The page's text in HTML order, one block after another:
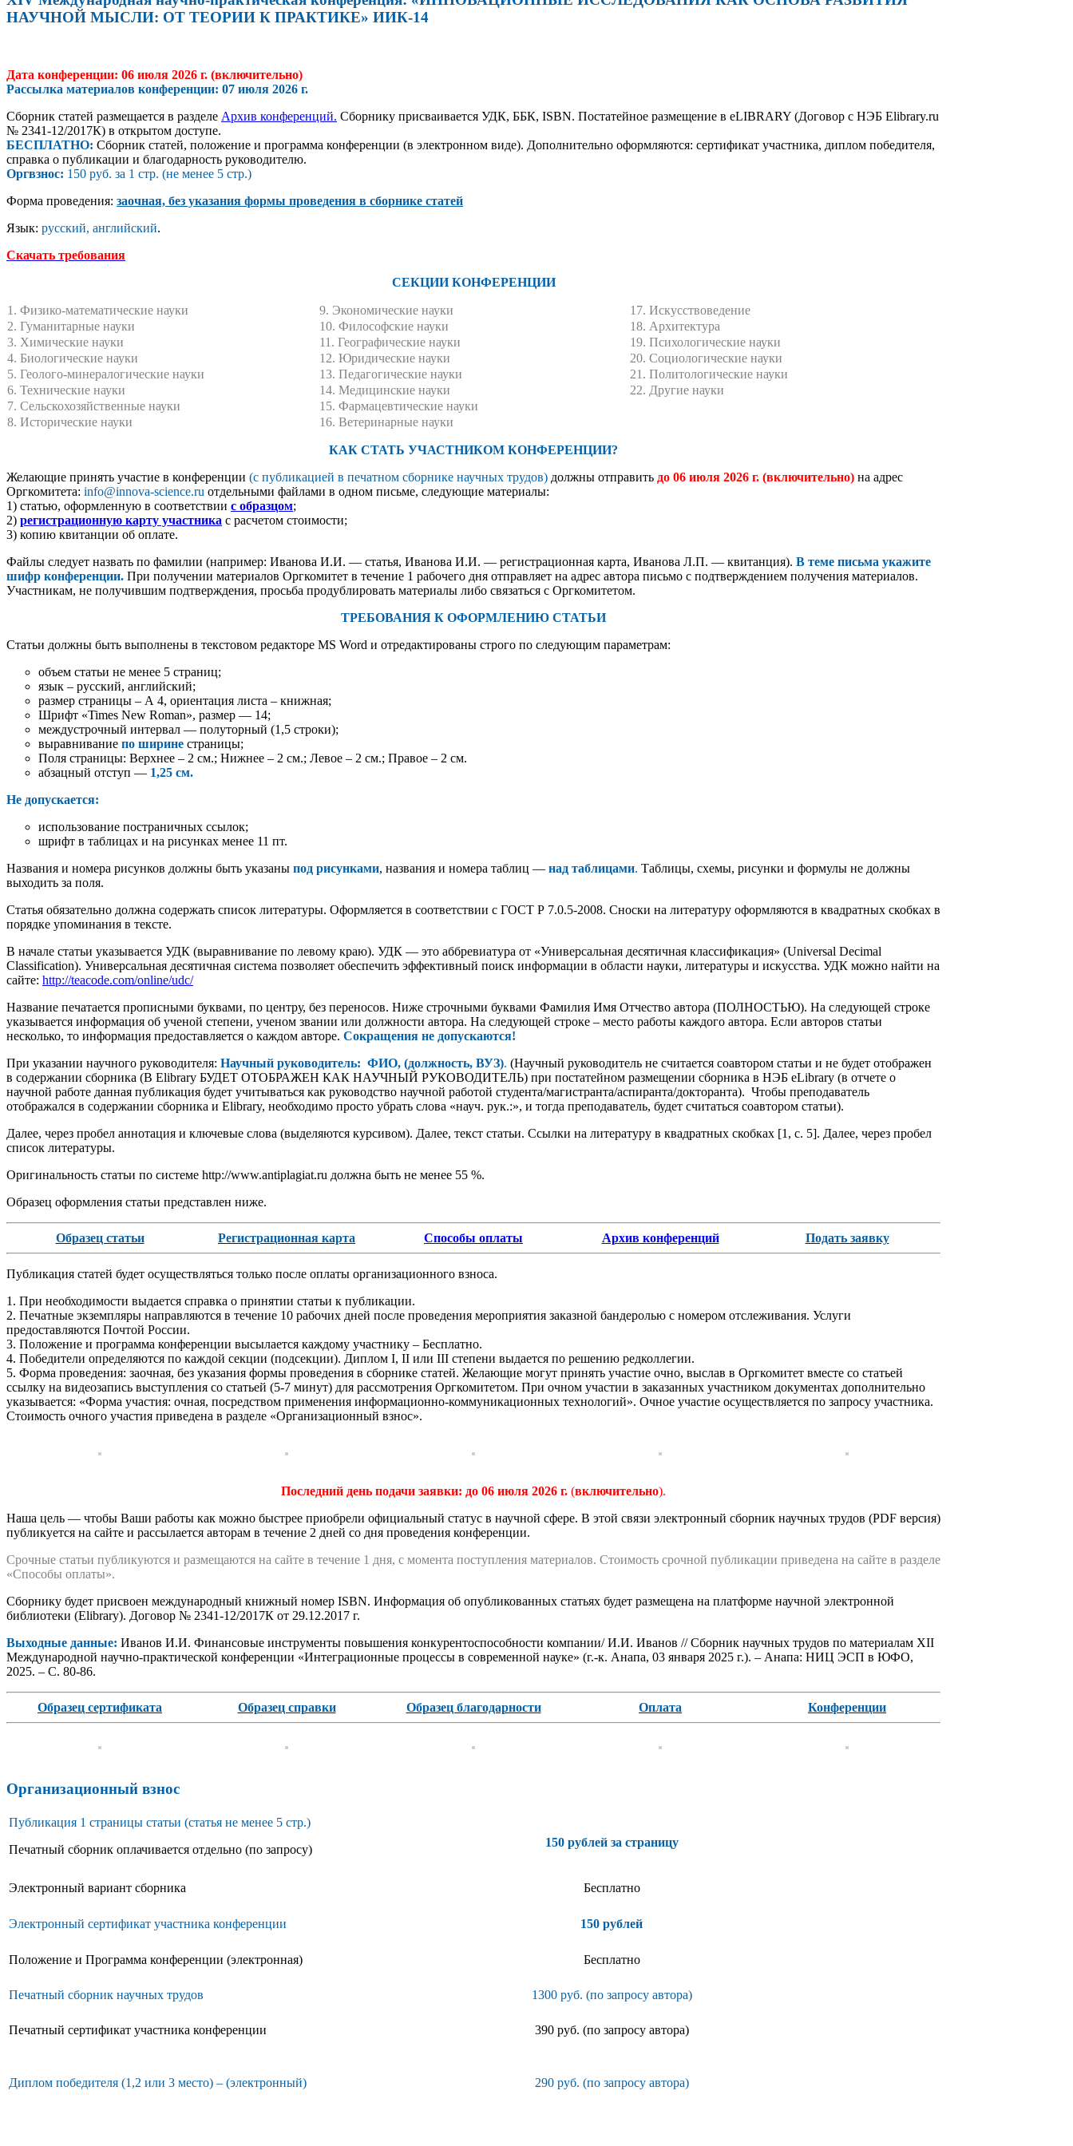
НАУЧНОЙ МЫСЛИ: ОТ ТЕОРИИ К ПРАКТИКЕ» ИИК-14
Дата конференции: 06 июля 2026 г. (включительно)
Рассылка материалов конференции: 07 июля 2026 г.
Сборник статей размещается в разделе Архив конференций. Сборнику присваивается УДК, ББК, ISBN. Постатейное размещение в eLIBRARY (Договор с НЭБ Elibrary.ru
№ 2341-12/2017К) в открытом доступе.
БЕСПЛАТНО: Сборник статей, положение и программа конференции (в электронном виде). Дополнительно оформляются: сертификат участника, диплом победителя,
справка о публикации и благодарность руководителю.
Оргвзнос: 150 руб. за 1 стр. (не менее 5 стр.)
Форма проведения: заочная, без указания формы проведения в сборнике статей
Язык: русский, английский.
Скачать требования
СЕКЦИИ КОНФЕРЕНЦИИ
1. Физико-математические науки 9. Экономические науки
17. Искусствоведение
2. Гуманитарные науки
10. Философские науки
18. Архитектура
3. Химические науки
11. Географические науки
19. Психологические науки
4. Биологические науки
12. Юридические науки
20. Социологические науки
5. Геолого-минералогические науки
13. Педагогические науки
21. Политологические науки
6. Технические науки
14. Медицинские науки
22. Другие науки
7. Сельскохозяйственные науки
15. Фармацевтические науки
8. Исторические науки
16. Ветеринарные науки
КАК СТАТЬ УЧАСТНИКОМ КОНФЕРЕНЦИИ?
Желающие принять участие в конференции (с публикацией в печатном сборнике научных трудов) должны отправить до 06 июля 2026 г. (включительно) на адрес
Оргкомитета: info@innova-science.ru отдельными файлами в одном письме, следующие материалы:
1) статью, оформленную в соответствии с образцом;
2) регистрационную карту участника с расчетом стоимости;
3) копию квитанции об оплате.
Файлы следует назвать по фамилии (например: Иванова И.И. — статья, Иванова И.И. — регистрационная карта, Иванова Л.П. — квитанция). В теме письма укажите
шифр конференции. При получении материалов Оргкомитет в течение 1 рабочего дня отправляет на адрес автора письмо с подтверждением получения материалов.
Участникам, не получившим подтверждения, просьба продублировать материалы либо связаться с Оргкомитетом.
ТРЕБОВАНИЯ К ОФОРМЛЕНИЮ СТАТЬИ
Статьи должны быть выполнены в текстовом редакторе MS Word и отредактированы строго по следующим параметрам:
объем статьи не менее 5 страниц;
язык – русский, английский;
размер страницы – А 4, ориентация листа – книжная;
Шрифт «Times New Roman», размер — 14;
междустрочный интервал — полуторный (1,5 строки);
выравнивание по ширине страницы;
Поля страницы: Верхнее – 2 см.; Нижнее – 2 см.; Левое – 2 см.; Правое – 2 см.
абзацный отступ — 1,25 см.
Не допускается:
использование постраничных ссылок;
шрифт в таблицах и на рисунках менее 11 пт.
Названия и номера рисунков должны быть указаны под рисунками, названия и номера таблиц — над таблицами. Таблицы, схемы, рисунки и формулы не должны
выходить за поля.
Статья обязательно должна содержать список литературы. Оформляется в соответствии с ГОСТ Р 7.0.5-2008. Сноски на литературу оформляются в квадратных скобках в
порядке упоминания в тексте.
В начале статьи указывается УДК (выравнивание по левому краю). УДК — это аббревиатура от «Универсальная десятичная классификация» (Universal Decimal
Classification). Универсальная десятичная система позволяет обеспечить эффективный поиск информации в области науки, литературы и искусства. УДК можно найти на
сайте: http://teacode.com/online/udc/
Название печатается прописными буквами, по центру, без переносов. Ниже строчными буквами Фамилия Имя Отчество автора (ПОЛНОСТЬЮ). На следующей строке
указывается информация об ученой степени, ученом звании или должности автора. На следующей строке – место работы каждого автора. Если авторов статьи
несколько, то информация предоставляется о каждом авторе. Сокращения не допускаются!
При указании научного руководителя: Научный руководитель: ФИО, (должность, ВУЗ). (Научный руководитель не считается соавтором статьи и не будет отображен
в содержании сборника (В Elibrary БУДЕТ ОТОБРАЖЕН КАК НАУЧНЫЙ РУКОВОДИТЕЛЬ) при постатейном размещении сборника в НЭБ eLibrary (в отчете о
научной работе данная публикация будет учитываться как руководство научной работой студента/магистранта/аспиранта/докторанта). Чтобы преподаватель
отображался в содержании сборника и Elibrary, необходимо просто убрать слова «науч. рук.:», и тогда преподаватель, будет считаться соавтором статьи).
Далее, через пробел аннотация и ключевые слова (выделяются курсивом). Далее, текст статьи. Ссылки на литературу в квадратных скобках [1, с. 5]. Далее, через пробел
список литературы.
Оригинальность статьи по системе http://www.antiplagiat.ru должна быть не менее 55 %.
Образец оформления статьи представлен ниже.
Образец статьи Регистрационная карта Способы оплаты Архив конференций Подать заявку
Публикация статей будет осуществляться только после оплаты организационного взноса.
1. При необходимости выдается справка о принятии статьи к публикации.
2. Печатные экземпляры направляются в течение 10 рабочих дней после проведения мероприятия заказной бандеролью с номером отслеживания. Услуги
предоставляются Почтой России.
3. Положение и программа конференции высылается каждому участнику – Бесплатно.
4. Победители определяются по каждой секции (подсекции). Диплом I, II или III степени выдается по решению редколлегии.
5. Форма проведения: заочная, без указания формы проведения в сборнике статей. Желающие могут принять участие очно, выслав в Оргкомитет вместе со статьей
ссылку на видеозапись выступления со статьей (5-7 минут) для рассмотрения Оргкомитетом. При очном участии в заказанных участником документах дополнительно
указывается: «Форма участия: очная, посредством применения информационно-коммуникационных технологий». Очное участие осуществляется по запросу участника.
Стоимость очного участия приведена в разделе «Организационный взнос».
Последний день подачи заявки: до 06 июля 2026 г. (включительно).
Наша цель — чтобы Ваши работы как можно быстрее приобрели официальный статус в научной сфере. В этой связи электронный сборник научных трудов (PDF версия)
публикуется на сайте и рассылается авторам в течение 2 дней со дня проведения конференции.
Срочные статьи публикуются и размещаются на сайте в течение 1 дня, с момента поступления материалов. Стоимость срочной публикации приведена на сайте в разделе
«Способы оплаты».
Сборнику будет присвоен международный книжный номер ISBN. Информация об опубликованных статьях будет размещена на платформе научной электронной
библиотеки (Elibrary). Договор № 2341-12/2017К от 29.12.2017 г.
Выходные данные: Иванов И.И. Финансовые инструменты повышения конкурентоспособности компании/ И.И. Иванов // Сборник научных трудов по материалам XII
Международной научно-практической конференции «Интеграционные процессы в современной науке» (г.-к. Анапа, 03 января 2025 г.). – Анапа: НИЦ ЭСП в ЮФО,
2025. – С. 80-86.
Образец сертификата Образец справки Образец благодарности Оплата Конференции
Организационный взнос
Публикация 1 страницы статьи (статья не менее 5 стр.)
Печатный сборник оплачивается отдельно (по запросу)
150 рублей за страницу
Электронный вариант сборника Бесплатно
Электронный сертификат участника конференции 150 рублей
Положение и Программа конференции (электронная) Бесплатно
Печатный сборник научных трудов 1300 руб. (по запросу автора)
Печатный сертификат участника конференции 390 руб. (по запросу автора)
Диплом победителя (1,2 или 3 место) – (электронный) 290 руб. (по запросу автора)